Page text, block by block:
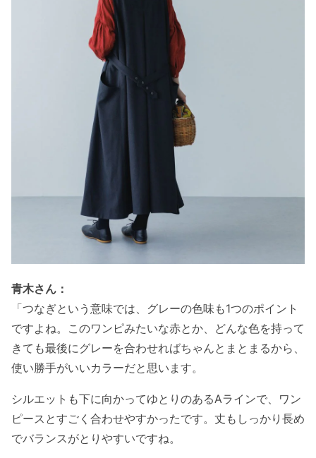
青木さん：
「つなぎという意味では、グレーの色味も1つのポイント
ですよね。このワンピみたいな赤とか、どんな色を持って
きても最後にグレーを合わせればちゃんとまとまるから、
使い勝手がいいカラーだと思います。
シルエットも下に向かってゆとりのあるAラインで、ワン
ピースとすごく合わせやすかったです。丈もしっかり長め
でバランスがとりやすいですね。